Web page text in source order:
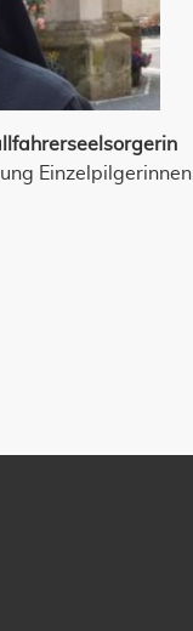
Einzelpilgerinnen,